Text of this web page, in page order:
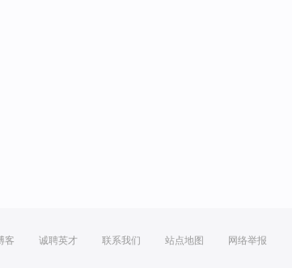
客 诚聘英才 联系我们 站点地图 网络举报